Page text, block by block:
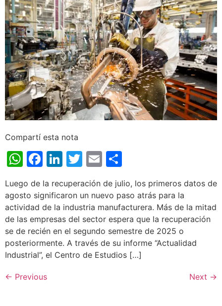
Compartí esta nota
WhatsApp
Facebook
LinkedIn
Twitter
Email
Luego de la recuperación de julio, los primeros datos de
agosto significaron un nuevo paso atrás para la
actividad de la industria manufacturera. Más de la mitad
de las empresas del sector espera que la recuperación
se de recién en el segundo semestre de 2025 o
posteriormente. A través de su informe “Actualidad
Industrial”, el Centro de Estudios […]
← Previous Next →